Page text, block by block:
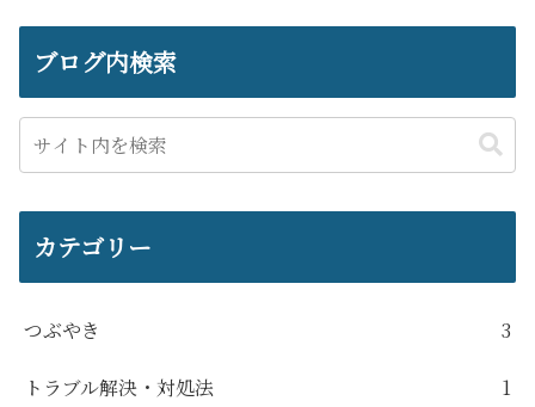
ブログ内検索
カテゴリー
つぶやき 3
トラブル解決・対処法 1